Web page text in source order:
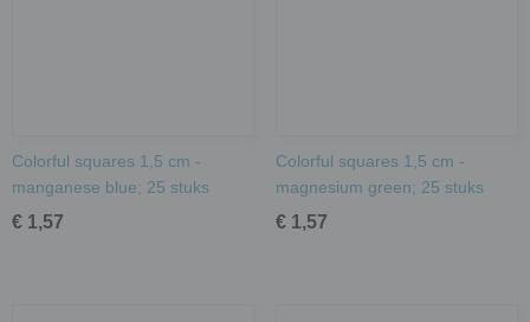
Colorful squares 1,5 cm -
manganese blue; 25 stuks
€ 1,57
Colorful squares 1,5 cm -
magnesium green; 25 stuks
€ 1,57